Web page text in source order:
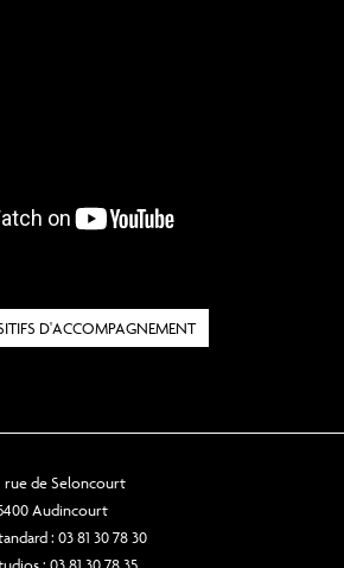
D'ACCOMPAGNEMENT
rue de Seloncourt
Audincourt
: 03 81 30 78 30